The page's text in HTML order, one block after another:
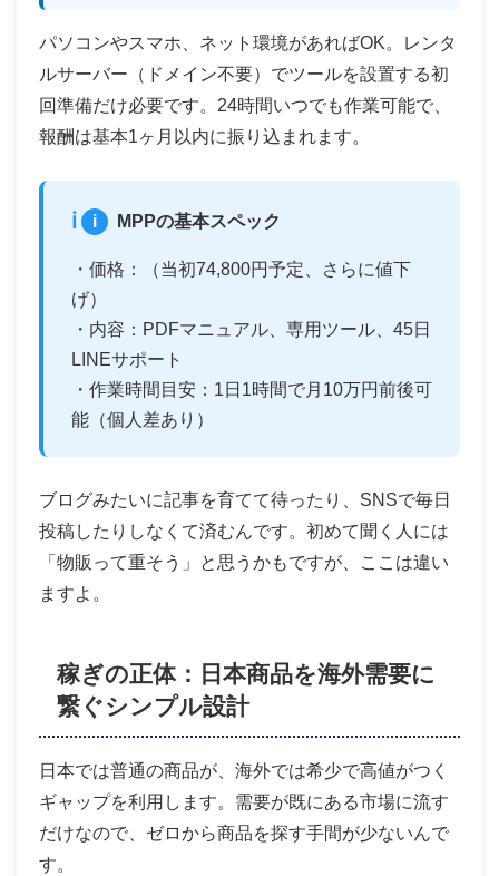
パソコンやスマホ、ネット環境があればOK。レンタ
ルサーバー（ドメイン不要）でツールを設置する初
回準備だけ必要です。24時間いつでも作業可能で、
報酬は基本1ヶ月以内に振り込まれます。
i MPPの基本スペック
・価格：（当初74,800円予定、さらに値下
げ）
・内容：PDFマニュアル、専用ツール、45日
LINEサポート
・作業時間目安：1日1時間で月10万円前後可
能（個人差あり）
ブログみたいに記事を育てて待ったり、SNSで毎日
投稿したりしなくて済むんです。初めて聞く人には
「物販って重そう」と思うかもですが、ここは違い
ますよ。
稼ぎの正体：日本商品を海外需要に
繋ぐシンプル設計
日本では普通の商品が、海外では希少で高値がつく
ギャップを利用します。需要が既にある市場に流す
だけなので、ゼロから商品を探す手間が少ないんで
す。